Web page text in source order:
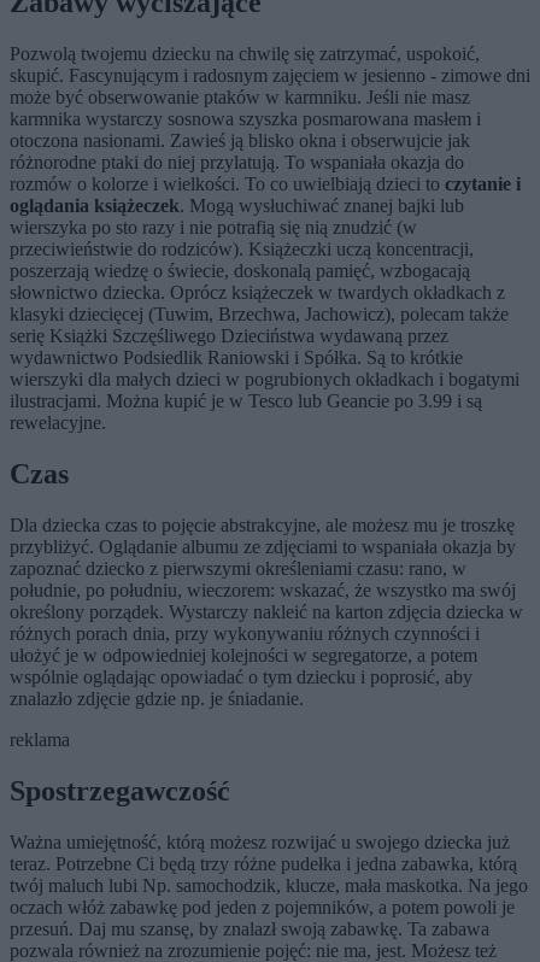
Pozwolą twojemu dziecku na chwilę się zatrzymać, uspokoić,
skupić. Fascynującym i radosnym zajęciem w jesienno - zimowe dni
może być obserwowanie ptaków w karmniku. Jeśli nie masz
karmnika wystarczy sosnowa szyszka posmarowana masłem i
otoczona nasionami. Zawieś ją blisko okna i obserwujcie jak
różnorodne ptaki do niej przylatują. To wspaniała okazja do
rozmów o kolorze i wielkości. To co uwielbiają dzieci to czytanie i
oglądania książeczek. Mogą wysłuchiwać znanej bajki lub
wierszyka po sto razy i nie potrafią się nią znudzić (w
przeciwieństwie do rodziców). Książeczki uczą koncentracji,
poszerzają wiedzę o świecie, doskonalą pamięć, wzbogacają
słownictwo dziecka. Oprócz książeczek w twardych okładkach z
klasyki dziecięcej (Tuwim, Brzechwa, Jachowicz), polecam także
serię Książki Szczęśliwego Dzieciństwa wydawaną przez
wydawnictwo Podsiedlik Raniowski i Spółka. Są to krótkie
wierszyki dla małych dzieci w pogrubionych okładkach i bogatymi
ilustracjami. Można kupić je w Tesco lub Geancie po 3.99 i są
rewelacyjne.
Czas
Dla dziecka czas to pojęcie abstrakcyjne, ale możesz mu je troszkę
przybliżyć. Oglądanie albumu ze zdjęciami to wspaniała okazja by
zapoznać dziecko z pierwszymi określeniami czasu: rano, w
południe, po południu, wieczorem: wskazać, że wszystko ma swój
określony porządek. Wystarczy nakleić na karton zdjęcia dziecka w
różnych porach dnia, przy wykonywaniu różnych czynności i
ułożyć je w odpowiedniej kolejności w segregatorze, a potem
wspólnie oglądając opowiadać o tym dziecku i poprosić, aby
znalazło zdjęcie gdzie np. je śniadanie.
reklama
Spostrzegawczość
Ważna umiejętność, którą możesz rozwijać u swojego dziecka już
teraz. Potrzebne Ci będą trzy różne pudełka i jedna zabawka, którą
twój maluch lubi Np. samochodzik, klucze, mała maskotka. Na jego
oczach włóż zabawkę pod jeden z pojemników, a potem powoli je
przesuń. Daj mu szansę, by znalazł swoją zabawkę. Ta zabawa
pozwala również na zrozumienie pojęć: nie ma, jest. Możesz też